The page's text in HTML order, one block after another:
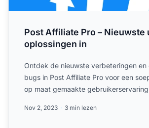
Post Affiliate Pro – Nieuwste
oplossingen in
Ontdek de nieuwste verbeteringen en
bugs in Post Affiliate Pro voor een
op maat gemaakte
Nov 2, 2023 3 min lezen